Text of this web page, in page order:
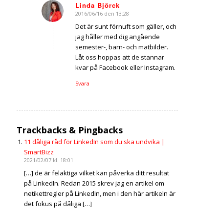
Linda Björck
says:
2016/06/16 den 13:28
Det är sunt förnuft som gäller, och
jag håller med dig angående
semester-, barn- och matbilder.
Låt oss hoppas att de stannar
kvar på Facebook eller Instagram.
Svara
Trackbacks & Pingbacks
11 dåliga råd för LinkedIn som du ska undvika |
SmartBizz
2021/02/07 kl. 18:01
[…] de är felaktiga vilket kan påverka ditt resultat
på LinkedIn. Redan 2015 skrev jag en artikel om
netikettregler på LinkedIn, men i den här artikeln är
det fokus på dåliga […]